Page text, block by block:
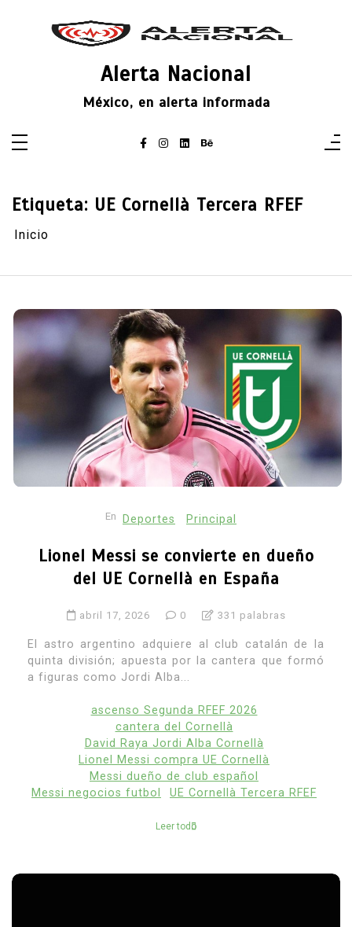
Alerta Nacional
México, en alerta informada
Etiqueta: UE Cornellà Tercera RFEF
Inicio
En Deportes Principal
Lionel Messi se convierte en dueño
del UE Cornellà en España
abril 17, 2026 0 331 palabras
El astro argentino adquiere al club catalán de la
quinta división; apuesta por la cantera que formó
a figuras como Jordi Alba...
ascenso Segunda RFEF 2026
cantera del Cornellà
David Raya Jordi Alba Cornellà
Lionel Messi compra UE Cornellà
Messi dueño de club español
Messi negocios futbol
UE Cornellà Tercera RFEF
Leer todo